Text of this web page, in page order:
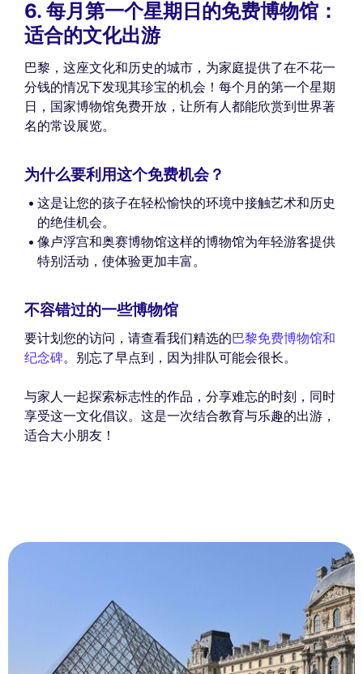
6. 每月第一个星期日的免费博物馆：
适合的文化出游
巴黎，这座文化和历史的城市，为家庭提供了在不花一
分钱的情况下发现其珍宝的机会！每个月的第一个星期
日，国家博物馆免费开放，让所有人都能欣赏到世界著
名的常设展览。
为什么要利用这个免费机会？
这是让您的孩子在轻松愉快的环境中接触艺术和历史
的绝佳机会。
像卢浮宫和奥赛博物馆这样的博物馆为年轻游客提供
特别活动，使体验更加丰富。
不容错过的一些博物馆
要计划您的访问，请查看我们精选的巴黎免费博物馆和
纪念碑。别忘了早点到，因为排队可能会很长。
与家人一起探索标志性的作品，分享难忘的时刻，同时
享受这一文化倡议。这是一次结合教育与乐趣的出游，
适合大小朋友！